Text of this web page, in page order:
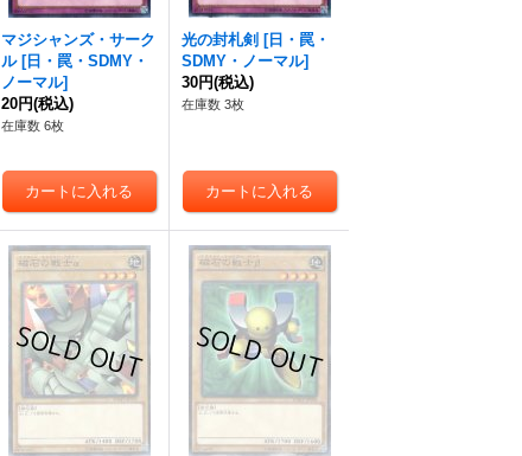
マジシャンズ・サーク
ル [日・罠・SDMY・
ノーマル]
20円(税込)
在庫数 6枚
光の封札剣 [日・罠・
SDMY・ノーマル]
30円(税込)
在庫数 3枚